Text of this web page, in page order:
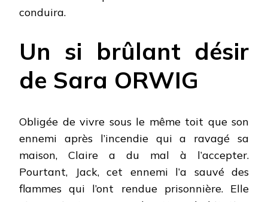
conduira.
Un si brûlant désir
de Sara ORWIG
Obligée de vivre sous le même toit que son
ennemi après l’incendie qui a ravagé sa
maison, Claire a du mal à l’accepter.
Pourtant, Jack, cet ennemi l’a sauvé des
flammes qui l’ont rendue prisonnière. Elle